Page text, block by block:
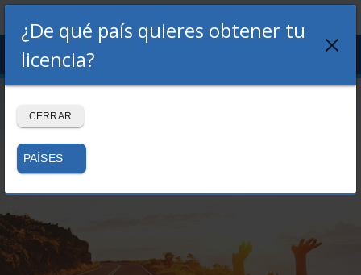
LOGIN REGISTRO
Menu
¿De qué país quieres obtener tu
licencia?
CERRAR
PAÍSES